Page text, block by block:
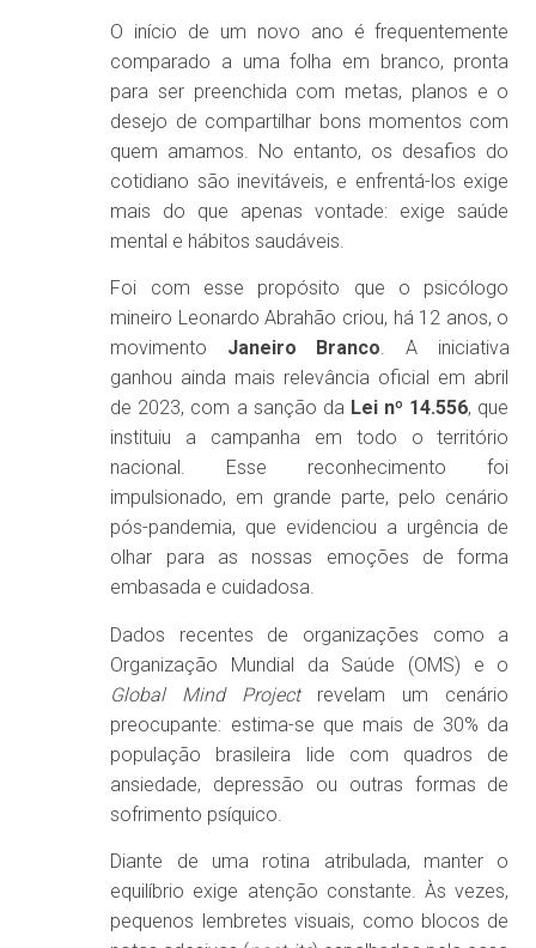
O início de um novo ano é frequentemente
comparado a uma folha em branco, pronta
para ser preenchida com metas, planos e o
desejo de compartilhar bons momentos com
quem amamos. No entanto, os desafios do
cotidiano são inevitáveis, e enfrentá-los exige
mais do que apenas vontade: exige saúde
mental e hábitos saudáveis.
Foi com esse propósito que o psicólogo
mineiro Leonardo Abrahão criou, há 12 anos, o
movimento Janeiro Branco. A iniciativa
ganhou ainda mais relevância oficial em abril
de 2023, com a sanção da Lei nº 14.556, que
instituiu a campanha em todo o território
nacional. Esse reconhecimento foi
impulsionado, em grande parte, pelo cenário
pós-pandemia, que evidenciou a urgência de
olhar para as nossas emoções de forma
embasada e cuidadosa.
Dados recentes de organizações como a
Organização Mundial da Saúde (OMS) e o
Global Mind Projectrevelam um cenário
preocupante: estima-se que mais de 30% da
população brasileira lide com quadros de
ansiedade, depressão ou outras formas de
sofrimento psíquico.
Diante de uma rotina atribulada, manter o
equilíbrio exige atenção constante. Às vezes,
pequenos lembretes visuais, como blocos de